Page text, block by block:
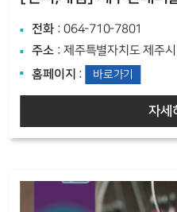
전화 : 064-710-7801
주소 : 제주특별자치도 제주
홈페이지 : 바로가기
자세